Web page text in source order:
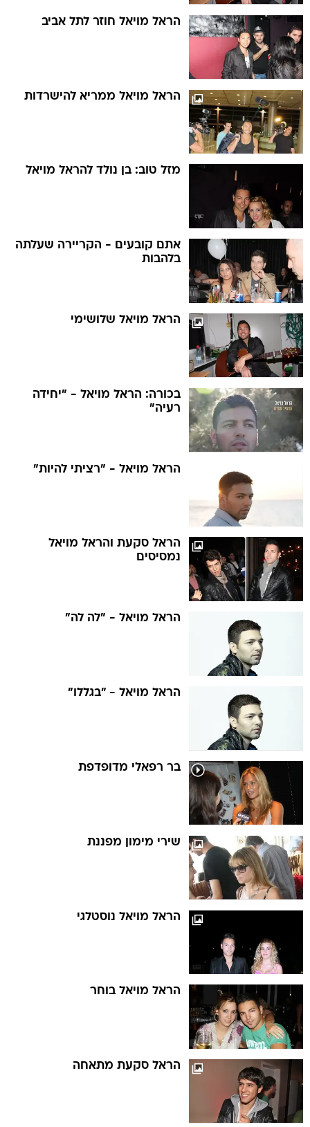
הראל מויאל חוזר לתל אביב
הראל מויאל ממריא להישרדות
מזל טוב: בן נולד להראל מויאל
אתם קובעים - הקריירה שעלתה
בלהבות
הראל מויאל שלושימי
בכורה: הראל מויאל - "יחידה
רעיה"
הראל מויאל - "רציתי להיות"
הראל סקעת והראל מויאל
נמסיסים
הראל מויאל - "לה לה"
הראל מויאל - "בגללו"
בר רפאלי מדופדפת
שירי מימון מפננת
הראל מויאל נוסטלגי
הראל מויאל בוחר
הראל סקעת מתאחה